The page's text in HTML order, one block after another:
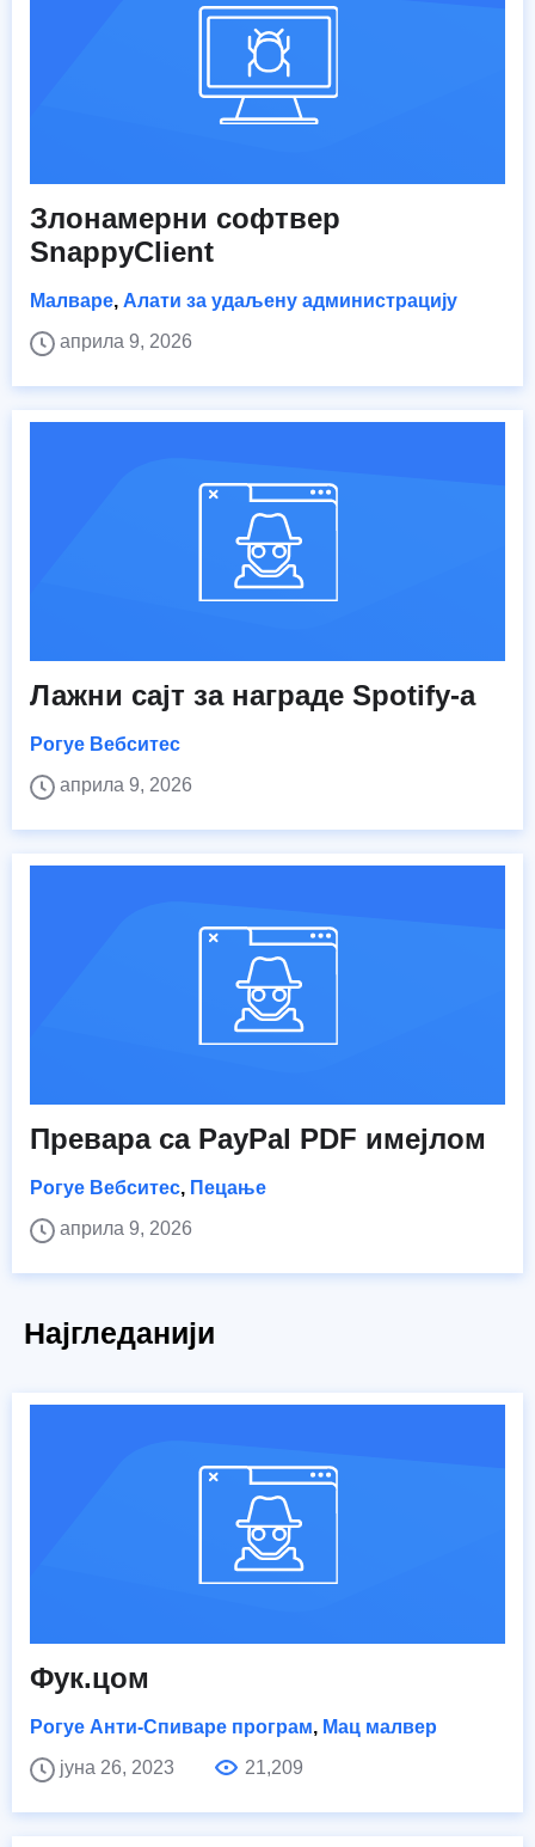
Злонамерни софтвер
SnappyClient
Малваре, Алати за удаљену администрацију
априла 9, 2026
Лажни сајт за награде Spotify-а
Рогуе Вебситес
априла 9, 2026
Превара са PayPal PDF имејлом
Рогуе Вебситес, Пецање
априла 9, 2026
Најгледанији
Фук.цом
Рогуе Анти-Спиваре програм, Мац малвер
јуна 26, 2023
21,209